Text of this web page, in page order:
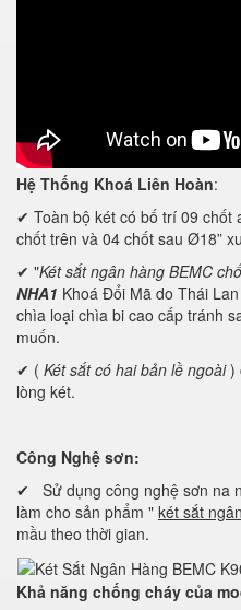
Hệ Thống Khoá Liên Hoàn:
✔ Toàn bộ két có bố trí 09 chốt
chốt trên và 04 chốt sau Ø18”
✔ "Két sắt ngân hàng BEMC
NHA1 Khoá Đổi Mã do Thái
chìa loại chìa bi cao cấp tránh
muốn.
✔ ( Két sắt có hai bản lề ngoài)
lòng két.
Công Nghệ sơn:
✔ Sử dụng công nghệ sơn na
làm cho sản phẩm " két sắt
mầu theo thời gian.
Khả năng chống cháy của